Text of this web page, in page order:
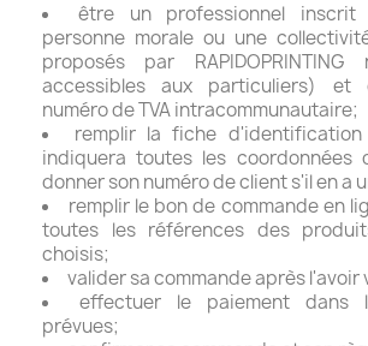
être un professionnel inscrit
personne morale ou une
proposés par
accessibles aux particuliers) et
numéro de TVA intracommunautaire;
remplir la fiche
indiquera toutes les coordonnées
donner son numéro de client s'il en a
remplir le bon de commande en
toutes les références des
choisis;
valider sa commande après l'avoir
effectuer le paiement dans
prévues;